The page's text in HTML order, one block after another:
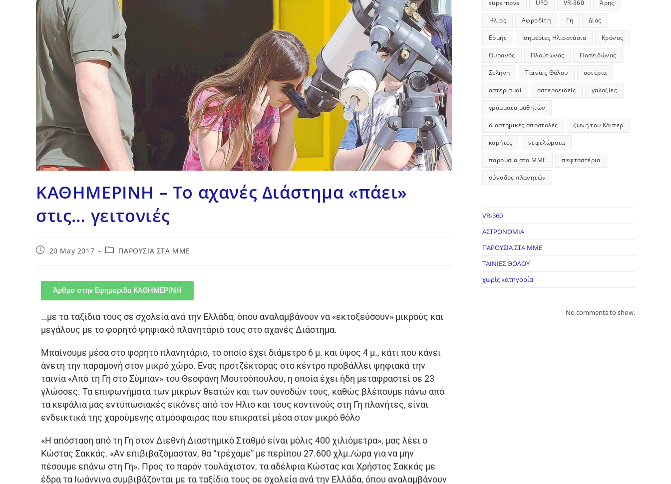
ΚΑΘΗΜΕΡΙΝΗ – Το αχανές Διάστημα «πάει»
στις… γειτονιές
20 May 2017 ΠΑΡΟΥΣΙΑ ΣΤΑ ΜΜΕ
Άρθρο στην Εφημερίδα ΚΑΘΗΜΕΡΙΝΗ
…με τα ταξίδια τους σε σχολεία ανά την Ελλάδα, όπου αναλαμβάνουν να «εκτοξεύσουν» μικρούς και
μεγάλους με το φορητό ψηφιακό πλανητάριό τους στο αχανές Διάστημα.
Μπαίνουμε μέσα στο φορητό πλανητάριο, το οποίο έχει διάμετρο 6 μ. και ύψος 4 μ., κάτι που κάνει
άνετη την παραμονή στον μικρό χώρο. Ενας προτζέκτορας στο κέντρο προβάλλει ψηφιακά την
ταινία «Από τη Γη στο Σύμπαν» του Θεοφάνη Μουτσόπουλου, η οποία έχει ήδη μεταφραστεί σε 23
γλώσσες. Τα επιφωνήματα των μικρών θεατών και των συνοδών τους, καθώς βλέπουμε πάνω από
τα κεφάλια μας εντυπωσιακές εικόνες από τον Ηλιο και τους κοντινούς στη Γη πλανήτες, είναι
ενδεικτικά της χαρούμενης ατμόσφαιρας που επικρατεί μέσα στον μικρό θόλο
«Η απόσταση από τη Γη στον Διεθνή Διαστημικό Σταθμό είναι μόλις 400 χιλιόμετρα», μας λέει ο
Κώστας Σακκάς. «Αν επιβιβαζόμασταν, θα “τρέχαμε” με περίπου 27.600 χλμ./ώρα για να μην
πέσουμε επάνω στη Γη». Προς το παρόν τουλάχιστον, τα αδέλφια Κώστας και Χρήστος Σακκάς με
έδρα τα Ιωάννινα συμβιβάζονται με τα ταξίδια τους σε σχολεία ανά την Ελλάδα, όπου αναλαμβάνουν
supernova UFO VR-360 Άρης
Ήλιος Αφροδίτη Γη Δίας
Ερμής Ισημερίες Ηλιοστάσια Κρόνος
Ουρανός Πλούτωνας Ποσειδώνας
Σελήνη Ταινίες Θόλου αστέρια
αστερισμοί αστεροειδείς γαλαξίες
γράμματα μαθητών
διαστημικές αποστολές ζώνη του Κάιπερ
κομήτες νεφελώματα
παρουσία στα ΜΜΕ πεφταστέρια
σύνοδος πλανητών
VR-360
ΑΣΤΡΟΝΟΜΙΑ
ΠΑΡΟΥΣΙΑ ΣΤΑ ΜΜΕ
ΤΑΙΝΙΕΣ ΘΟΛΟΥ
χωρίς κατηγορία
No comments to show.